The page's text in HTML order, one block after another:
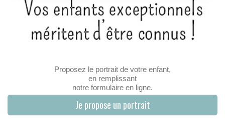
Proposez le portrait de votre enfant,
en remplissant
notre formulaire en ligne.
Je propose un portrait